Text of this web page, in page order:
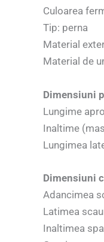
Culoarea
Tip: perna
Material
Material de
Dimensiuni
Lungime
Inaltime
Lungimea
Dimensiuni
Adancimea
Latimea
Inaltimea